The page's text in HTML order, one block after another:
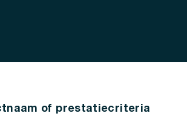
of prestatiecriteria